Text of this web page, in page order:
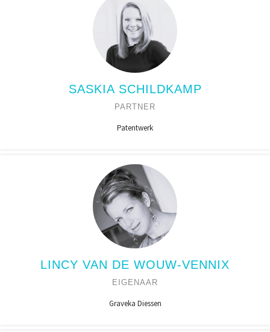
SASKIA SCHILDKAMP
PARTNER
Patentwerk
LINCY VAN DE WOUW-VENNIX
EIGENAAR
Graveka Diessen